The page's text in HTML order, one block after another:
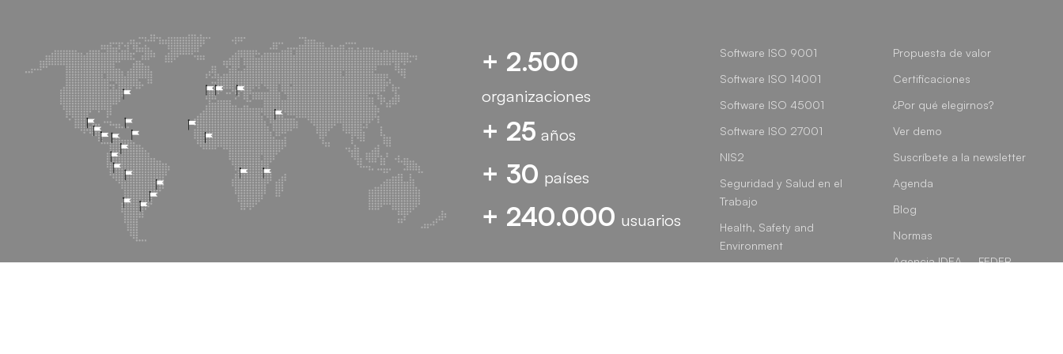
+ 2.500
organizaciones
+ 25 años
+ 30 países
+ 240.000 usuarios
Software ISO 9001
Software ISO 14001
Software ISO 45001
Software ISO 27001
NIS2
Seguridad y Salud en el
Trabajo
Health, Safety and
Environment
Propuesta de valor
Certificaciones
¿Por qué elegirnos?
Ver demo
Suscríbete a la newsletter
Agenda
Blog
Normas
Agencia IDEA – FEDER